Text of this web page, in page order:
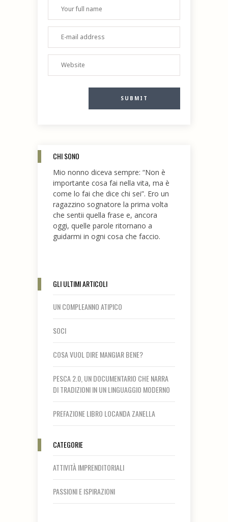
CHI SONO
Mio nonno diceva sempre: “Non è
importante cosa fai nella vita, ma è
come lo fai che dice chi sei”. Ero un
ragazzino sognatore la prima volta
che sentii quella frase e, ancora
oggi, quelle parole ritornano a
guidarmi in ogni cosa che faccio.
GLI ULTIMI ARTICOLI
UN COMPLEANNO ATIPICO
SOCI
COSA VUOL DIRE MANGIAR BENE?
PESCA 2.0, UN DOCUMENTARIO CHE NARRA
DI TRADIZIONI IN UN LINGUAGGIO MODERNO
PREFAZIONE LIBRO LOCANDA ZANELLA
CATEGORIE
ATTIVITÀ IMPRENDITORIALI
PASSIONI E ISPIRAZIONI